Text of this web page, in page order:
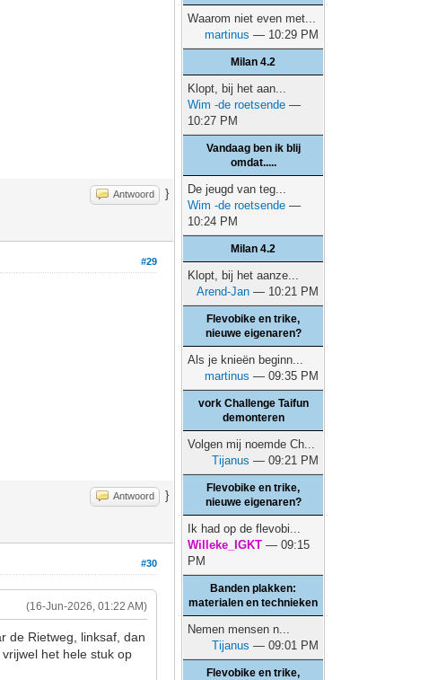
Antwoord }
#29
Antwoord }
#30
(16-Jun-2026, 01:22 AM)
de Rietweg, linksaf, dan
het hele stuk op
Waarom niet even met...
martinus — 10:29 PM
Milan 4.2
Klopt, bij het aan...
Wim -de roetsende —
10:27 PM
Vandaag ben ik blij
omdat.....
De jeugd van teg...
Wim -de roetsende —
10:24 PM
Milan 4.2
Klopt, bij het aanze...
Arend-Jan — 10:21 PM
Flevobike en trike,
nieuwe eigenaren?
Als je knieën beginn...
martinus — 09:35 PM
vork Challenge Taifun
demonteren
Volgen mij noemde Ch...
Tijanus — 09:21 PM
Flevobike en trike,
nieuwe eigenaren?
Ik had op de flevobi...
Willeke_IGKT — 09:15
PM
Banden plakken:
materialen en technieken
Nemen mensen n...
Tijanus — 09:01 PM
Flevobike en trike,